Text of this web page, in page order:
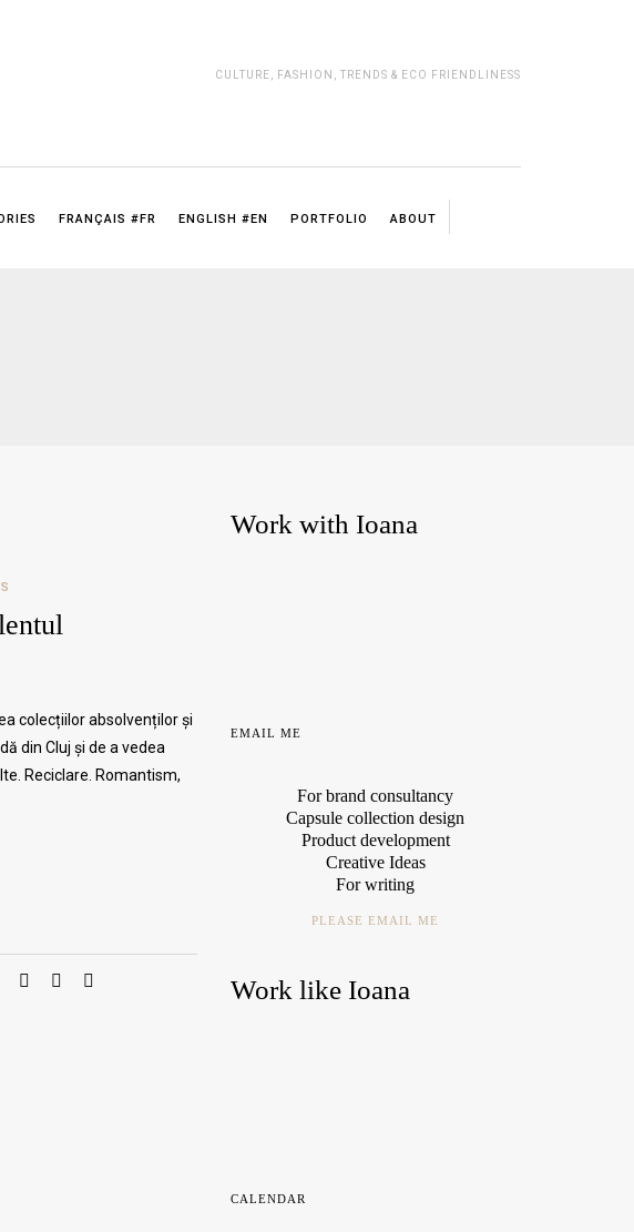
CULTURE, FASHION, TRENDS & ECO FRIENDLINESS
FRANÇAIS #FR ENGLISH #EN PORTFOLIO ABOUT
colecțiilor absolvenților și
din Cluj și de a vedea
Reciclare. Romantism,
Work with Ioana
EMAIL ME
For brand consultancy
Capsule collection design
Product development
Creative Ideas
For writing
PLEASE EMAIL ME
Work like Ioana
CALENDAR